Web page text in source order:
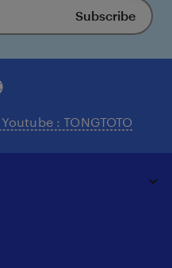
Subscribe
: TONGTOTO